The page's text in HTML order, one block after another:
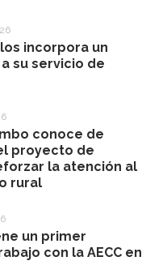
incorpora un
su servicio de
conoce de
proyecto de
la atención al
rural
un primer
con la AECC en